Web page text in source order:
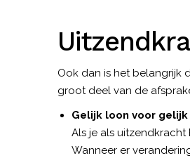
Ook dan is het belangrijk
groot deel van de
Gelijk loon voor
Als je als
Wanneer er